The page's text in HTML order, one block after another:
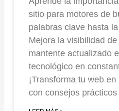
sitio para motores de
palabras clave hasta
Mejora la visibilidad
mantente actualizado
tecnológico en
¡Transforma tu web
con consejos